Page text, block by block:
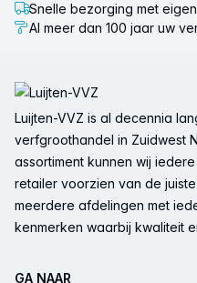
Snelle bezorging met
Al meer dan 100 jaar uw
Luijten-VVZ is al decennia
verfgroothandel in Zuidwest
assortiment kunnen wij
retailer voorzien van de
meerdere afdelingen met
kenmerken waarbij kwaliteit
GA NAAR